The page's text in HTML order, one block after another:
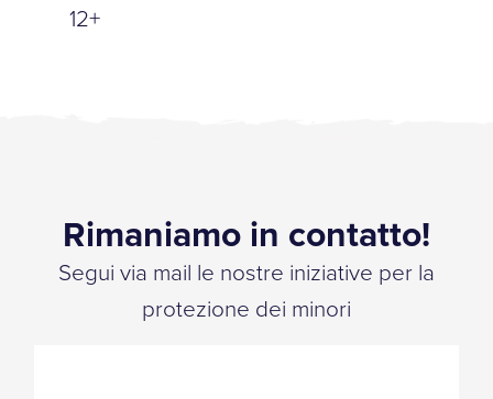
12+
Rimaniamo in contatto!
Segui via mail le nostre iniziative per la
protezione dei minori